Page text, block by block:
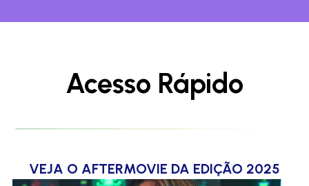
Acesso Rápido
VEJA O AFTERMOVIE DA EDIÇÃO 2025